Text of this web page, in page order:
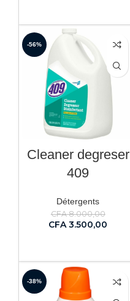
-56%
Cleaner degreser
409
Détergents
CFA8.000,00
CFA3.500,00
-38%